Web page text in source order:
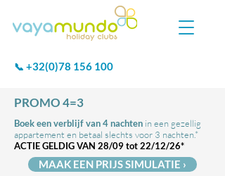
📞 +32(0)78 156 100
PROMO 4=3
Boek een verblijf van 4 nachten in een gezellig
appartement en betaal slechts voor 3 nachten.*
ACTIE GELDIG VAN 28/09 tot 22/12/26*
MAAK EEN PRIJS SIMULATIE ›